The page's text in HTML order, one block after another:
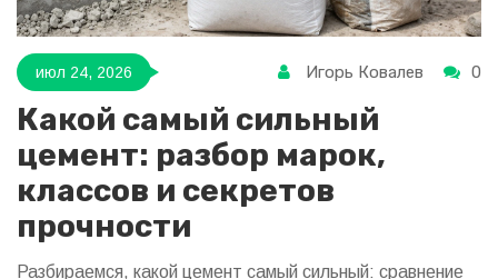
июл 24, 2026 Игорь Ковалев 0
Какой самый сильный
цемент: разбор марок,
классов и секретов
прочности
Разбираемся, какой цемент самый сильный: сравнение